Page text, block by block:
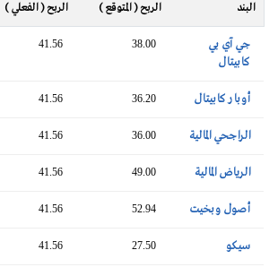
البند الربح ( المتوقع ) الربح ( الفعلي )
جي آي بي
كابيتال
38.00
41.56
أوبار كابيتال 36.20
41.56
الراجحي المالية 36.00
41.56
الرياض المالية 49.00
41.56
أصول وبخيت 52.94
41.56
سيكو 27.50
41.56